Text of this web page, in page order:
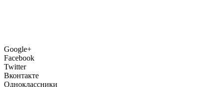
Google+
Facebook
Twitter
Вконтакте
Одноклассники